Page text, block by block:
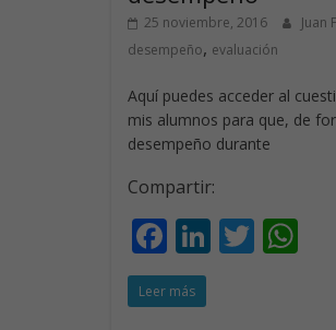
25 noviembre, 2016 Juan
desempeño, evaluación
Aquí puedes acceder al
mis alumnos para que, de
desempeño durante
Compartir:
F
ac
e
Li
n
T
w
Leer más